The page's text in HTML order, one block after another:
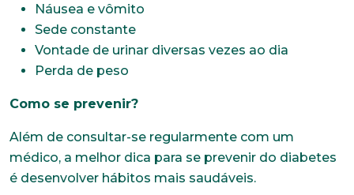
Náusea e vômito
Sede constante
Vontade de urinar diversas vezes ao dia
Perda de peso
Como se prevenir?
Além de consultar-se regularmente com um
médico, a melhor dica para se prevenir do diabetes
é desenvolver hábitos mais saudáveis.
Trabalhe conosco
Faça parte de uma instituição sólida, ética e
comprometida com o bem-estar dos seus
colaboradores. Preencha todos os dados abaixo e